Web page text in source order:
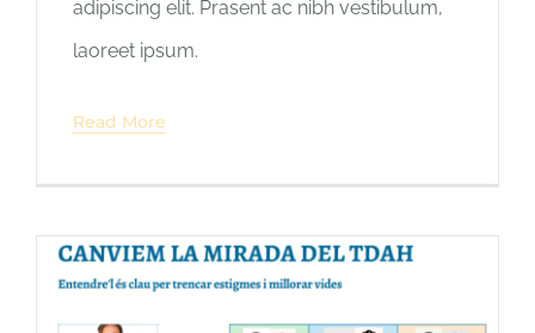
adipiscing elit. Prasent ac nibh vestibulum,
laoreet ipsum.
Read More